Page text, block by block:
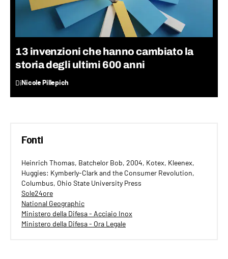
13 invenzioni che hanno cambiato la
storia degli ultimi 600 anni
DiNicole Pillepich
Fonti
Heinrich Thomas, Batchelor Bob, 2004, Kotex, Kleenex,
Huggies: Kymberly-Clark and the Consumer Revolution,
Columbus, Ohio State University Press
Sole24ore
National Geographic
Ministero della Difesa - Acciaio Inox
Ministero della Difesa - Ora Legale